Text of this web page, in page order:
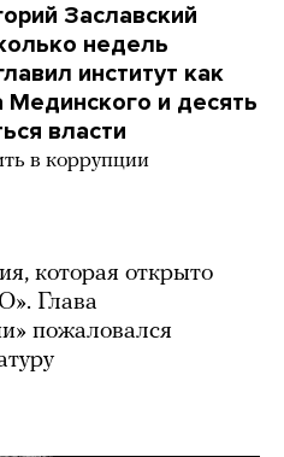
Заславский
недель
институт как
и десять
власти
в коррупции
которая открыто
Глава
пожаловался